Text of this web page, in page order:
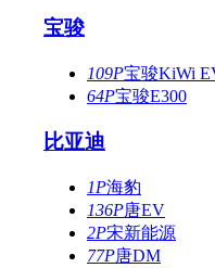
宝骏
109P宝骏KiWi
64P宝骏E300
比亚迪
1P海豹
136P唐EV
2P宋新能源
77P唐DM